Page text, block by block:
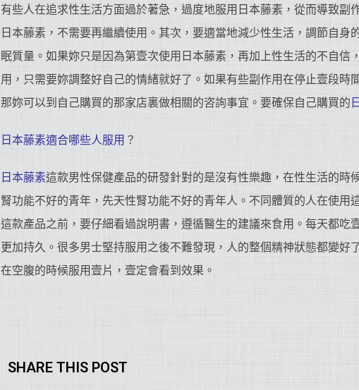
有些人在追求性生活方面過於著急，過度地服用日本藤素，從而導致副
日本藤素，不需要再繼續使用。其次，要適當地減少性生活，調節自
眠質量。如果妳只是因為第壹次使用日本藤素，再加上性生活的不自
用，只需要妳調整好自己的情緒就好了。如果有些副作用在停止壹段時
那妳可以到自己購買的那家店裏做相關的咨詢事宜。要確保自己購買的
日本藤素適合哪些人服用 ？
日本藤素這款男性保健產品的研發針對的是沒有性樂趣，在性生活的時
腎功能不好的青年，先天性腎功能不好的青年人。不同體質的人在使用
這款產品之前，要仔細看過說明書，遵循醫生的建議來食用。每天都吃
更加持久。很多男士堅持服用之後不難發現，人的整個精神狀態都變好
在空腹的時候服用壹片，壹定會看到效果。
SHARE THIS POST